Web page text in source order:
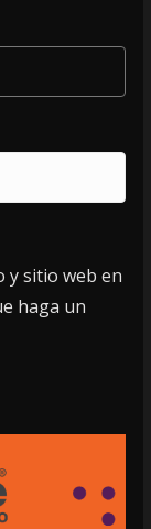
y sitio web en
haga un